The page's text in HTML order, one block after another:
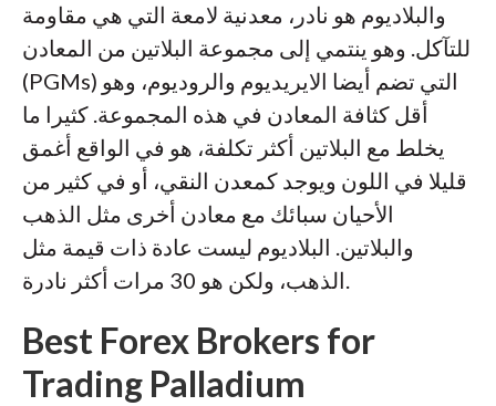
والبلاديوم هو نادر، معدنية لامعة التي هي مقاومة
للتآكل. وهو ينتمي إلى مجموعة البلاتين من المعادن
(PGMs) التي تضم أيضا الايريديوم والروديوم، وهو
أقل كثافة المعادن في هذه المجموعة. كثيرا ما
يخلط مع البلاتين أكثر تكلفة، هو في الواقع أغمق
قليلا في اللون ويوجد كمعدن النقي، أو في كثير من
الأحيان سبائك مع معادن أخرى مثل الذهب
والبلاتين. البلاديوم ليست عادة ذات قيمة مثل
الذهب، ولكن هو 30 مرات أكثر نادرة.
Best Forex Brokers for
Trading Palladium